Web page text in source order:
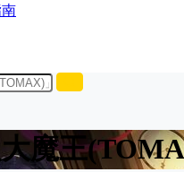
大魔王